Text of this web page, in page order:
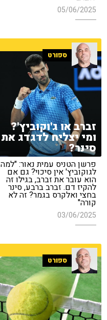
05/06/2025
ספורט
זברב או ג'וקוביץ'?
ומי יצליח לדגדג את
סינר?
פרשן הטניס עמית נאור: "למה
לגוקוביץ' אין סיכוי? גם אם
הוא עובר את זברב, בגילו זה
להקיז דם. זברב ברבע, סינר
בחצי ואלקרס בגמר? זה לא
קורה"
03/06/2025
ספורט